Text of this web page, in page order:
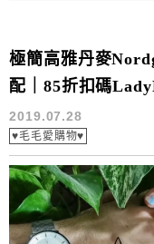
極簡高雅丹麥
配｜85折扣碼
2019.07.28
♥毛毛愛購物♥